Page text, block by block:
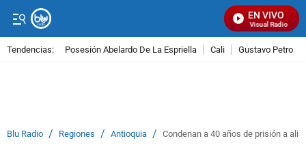
EN VIVO
Señal Visual Radio
Tendencias: Posesión Abelardo De La Espriella Cali Gustavo Petro
Blu Radio / Regiones / Antioquia / Condenan a 40 años de prisión a